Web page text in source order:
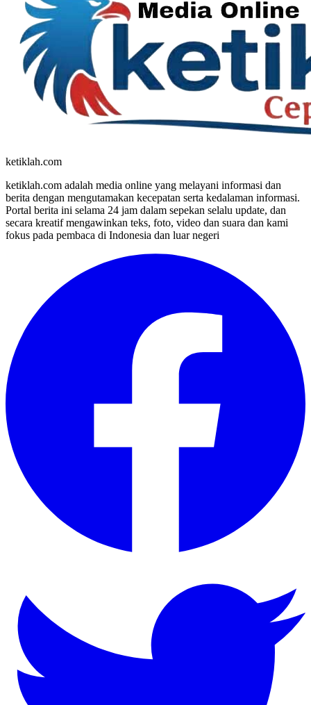
ketiklah.com
ketiklah.com adalah media online yang melayani informasi dan
berita dengan mengutamakan kecepatan serta kedalaman informasi.
Portal berita ini selama 24 jam dalam sepekan selalu update, dan
secara kreatif mengawinkan teks, foto, video dan suara dan kami
fokus pada pembaca di Indonesia dan luar negeri